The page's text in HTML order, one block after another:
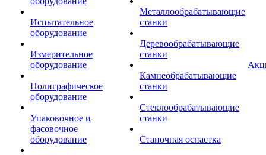
Испытательное
оборудование
Измерительное
оборудование
Полиграфическое
оборудование
Упаковочное и
фасовочное
оборудование
Металлообрабатывающие
станки
Деревообрабатывающие
станки
Камнеобрабатывающие
станки
Стеклообрабатывающие
станки
Станочная оснастка